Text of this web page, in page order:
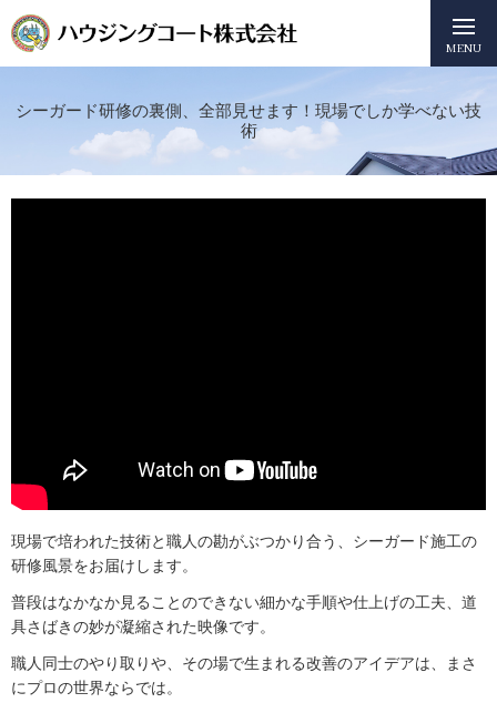
MENU
シーガード研修の裏側、全部見せます！現場でしか学べない技
術
現場で培われた技術と職人の勘がぶつかり合う、シーガード施工の
研修風景をお届けします。
普段はなかなか見ることのできない細かな手順や仕上げの工夫、道
具さばきの妙が凝縮された映像です。
職人同士のやり取りや、その場で生まれる改善のアイデアは、まさ
にプロの世界ならでは。